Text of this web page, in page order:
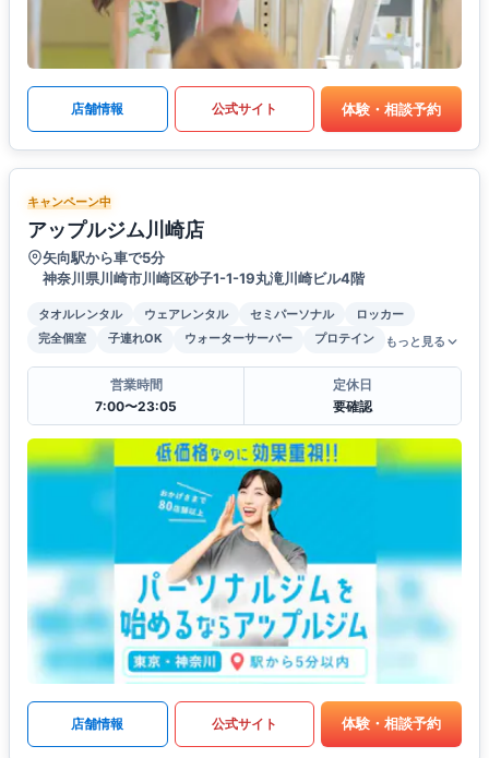
店舗情報 公式サイト 体験・相談予約
キャンペーン中
アップルジム川崎店
矢向駅から車で5分
神奈川県川崎市川崎区砂子1-1-19丸滝川崎ビル4階
タオルレンタル ウェアレンタル セミパーソナル
ロッカー
完全個室
子連れOK ウォーターサーバー プロテイン もっと見る
営業時間
7:00〜23:05
定休日
要確認
店舗情報 公式サイト 体験・相談予約